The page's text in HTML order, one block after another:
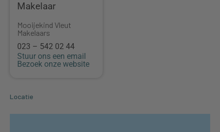
Makelaar
Mooijekind Vleut
Makelaars
023 – 542 02 44
Stuur ons een email
Bezoek onze website
Locatie